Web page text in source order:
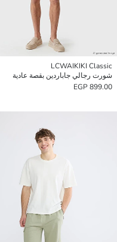
LCWAIKIKI Classic
شورت رجالي جاباردين بقصة عادية
899.00 EGP